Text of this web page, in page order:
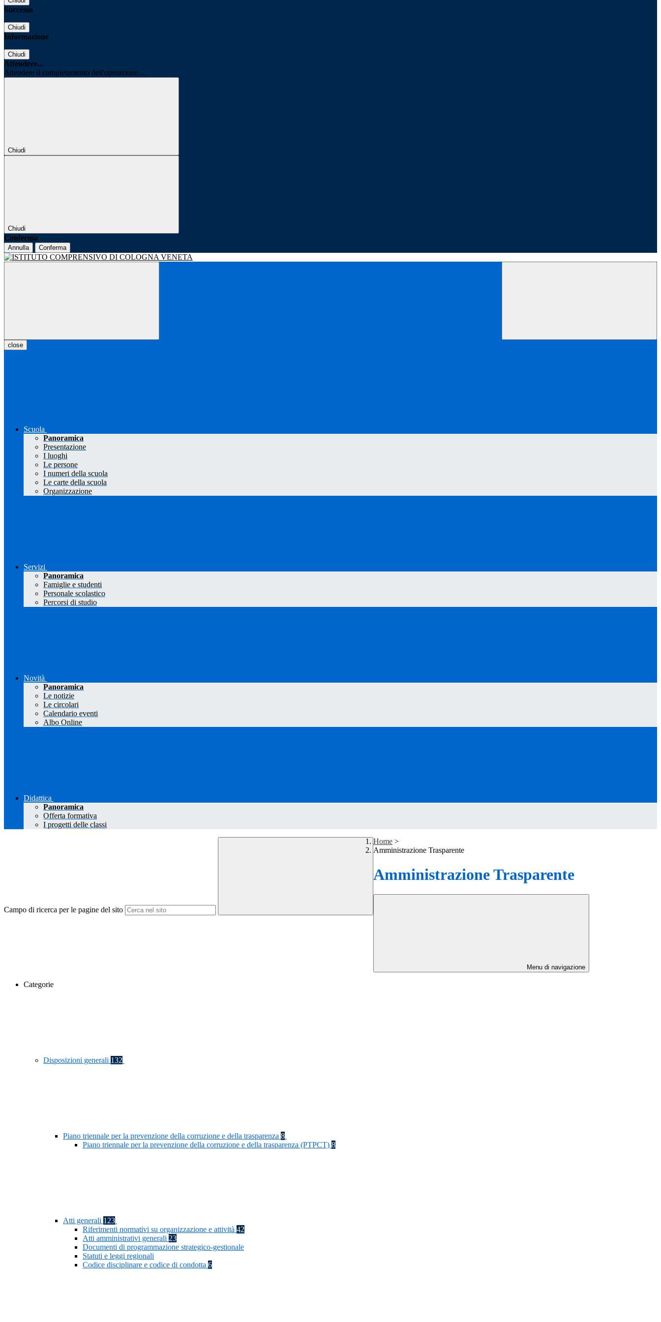
Successo
Chiudi
Informazione
Chiudi
Attendere...
Attendere il completamento dell'operazione...
Chiudi
Chiudi
Conferma
Annulla Conferma
close
Scuola
Panoramica
Presentazione
I luoghi
Le persone
I numeri della scuola
Le carte della scuola
Organizzazione
Servizi
Panoramica
Famiglie e studenti
Personale scolastico
Percorsi di studio
Novità
Panoramica
Le notizie
Le circolari
Calendario eventi
Albo Online
Didattica
Panoramica
Offerta formativa
I progetti delle classi
Campo di ricerca per le pagine del sito
Home >
Amministrazione Trasparente
Amministrazione Trasparente
Menu di navigazione
Categorie
Disposizioni generali 132
Piano triennale per la prevenzione della corruzione e della trasparenza 8
Piano triennale per la prevenzione della corruzione e della trasparenza (PTPCT) 8
Atti generali 123
Riferimenti normativi su organizzazione e attività 42
Atti amministrativi generali 23
Documenti di programmazione strategico-gestionale
Statuti e leggi regionali
Codice disciplinare e codice di condotta 6